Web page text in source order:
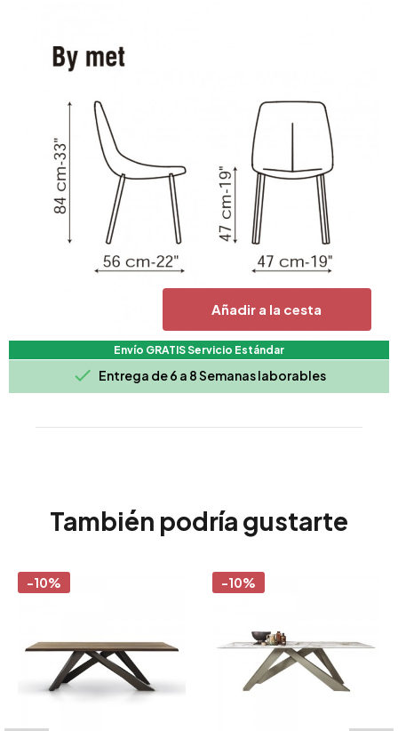
Añadir a la cesta
Envío GRATIS Servicio Estándar
 Entrega de 6 a 8 Semanas laborables
También podría gustarte
-10% -10%